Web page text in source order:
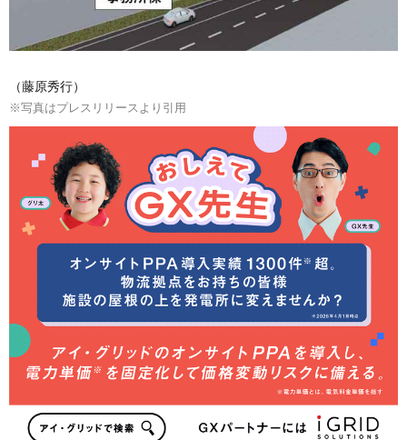
（藤原秀行）
※写真はプレスリリースより引用